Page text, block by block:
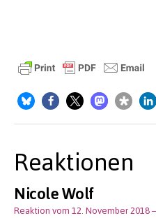
Reaktionen
Nicole Wolf
Reaktion vom 12. November 2018